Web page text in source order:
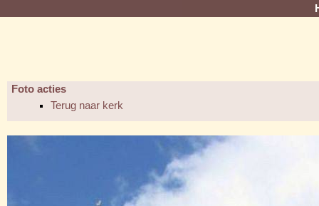
Foto acties
Terug naar kerk